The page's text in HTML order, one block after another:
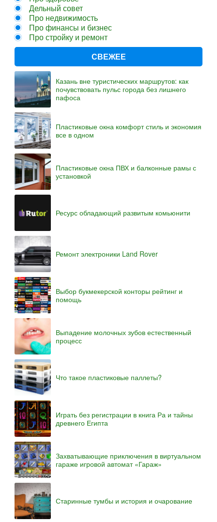
Дельный совет
Про недвижимость
Про финансы и бизнес
Про стройку и ремонт
СВЕЖЕЕ
Казань вне туристических маршрутов: как
почувствовать пульс города без лишнего
пафоса
Пластиковые окна комфорт стиль и экономия
все в одном
Пластиковые окна ПВХ и балконные рамы с
установкой
Ресурс обладающий развитым комьюнити
Ремонт электроники Land Rover
Выбор букмекерской конторы рейтинг и
помощь
Выпадение молочных зубов естественный
процесс
Что такое пластиковые паллеты?
Играть без регистрации в книга Ра и тайны
древнего Египта
Захватывающие приключения в виртуальном
гараже игровой автомат «Гараж»
Старинные тумбы и история и очарование